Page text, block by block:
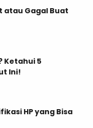
atau Gagal Buat
Ketahui 5
Ini!
HP yang Bisa